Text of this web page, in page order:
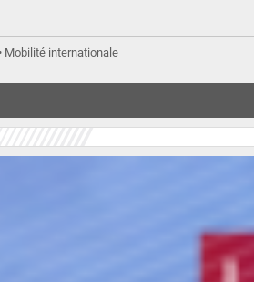
Mobilité internationale